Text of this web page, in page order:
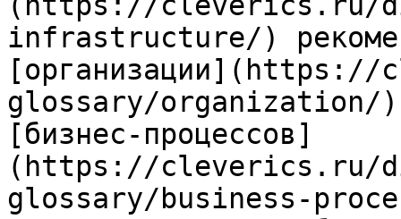
infrastructure/)
glossary/organization/)
[бизнес-процессов]
(https://cleverics.ru/
glossary/business-